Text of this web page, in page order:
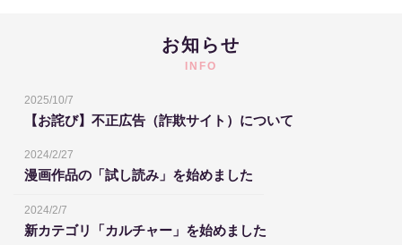
お知らせ
INFO
2025/10/7
【お詫び】不正広告（詐欺サイト）について
2024/2/27
漫画作品の「試し読み」を始めました
2024/2/7
新カテゴリ「カルチャー」を始めました